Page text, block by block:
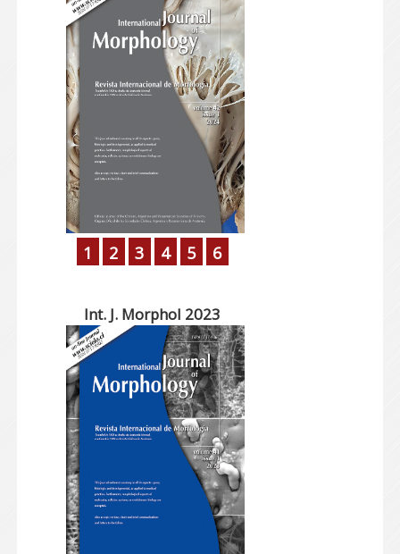
1 2 3 4 5 6
Int. J. Morphol 2023